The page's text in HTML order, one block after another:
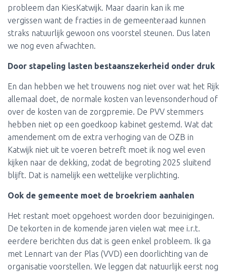
probleem dan KiesKatwijk. Maar daarin kan ik me
vergissen want de fracties in de gemeenteraad kunnen
straks natuurlijk gewoon ons voorstel steunen. Dus laten
we nog even afwachten.
Door stapeling lasten bestaanszekerheid onder druk
En dan hebben we het trouwens nog niet over wat het Rijk
allemaal doet, de normale kosten van levensonderhoud of
over de kosten van de zorgpremie. De PVV stemmers
hebben niet op een goedkoop kabinet gestemd. Wat dat
amendement om de extra verhoging van de OZB in
Katwijk niet uit te voeren betreft moet ik nog wel even
kijken naar de dekking, zodat de begroting 2025 sluitend
blijft. Dat is namelijk een wettelijke verplichting.
Ook de gemeente moet de broekriem aanhalen
Het restant moet opgehoest worden door bezuinigingen.
De tekorten in de komende jaren vielen wat mee i.r.t.
eerdere berichten dus dat is geen enkel probleem. Ik ga
met Lennart van der Plas (VVD) een doorlichting van de
organisatie voorstellen. We leggen dat natuurlijk eerst nog